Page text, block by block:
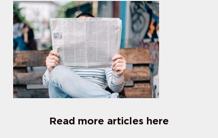
Read more articles here